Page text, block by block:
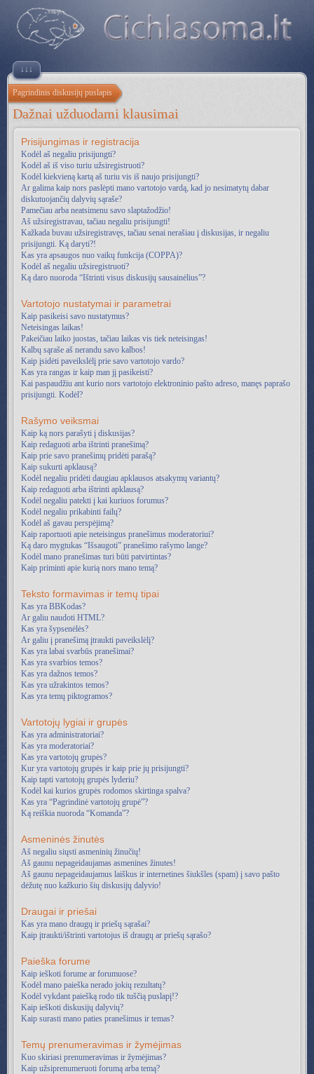
↓↓↓
Pagrindinis diskusijų puslapis
Dažnai užduodami klausimai
Prisijungimas ir registracija
Kodėl aš negaliu prisijungti?
Kodėl aš iš viso turiu užsiregistruoti?
Kodėl kiekvieną kartą aš turiu vis iš naujo prisijungti?
Ar galima kaip nors paslėpti mano vartotojo vardą, kad jo nesimatytų dabar
diskutuojančių dalyvių sąraše?
Pamečiau arba neatsimenu savo slaptažodžio!
Aš užsiregistravau, tačiau negaliu prisijungti!
Kažkada buvau užsiregistravęs, tačiau senai nerašiau į diskusijas, ir negaliu
prisijungti. Ką daryti?!
Kas yra apsaugos nuo vaikų funkcija (COPPA)?
Kodėl aš negaliu užsiregistruoti?
Ką daro nuoroda “Ištrinti visus diskusijų sausainėlius”?
Vartotojo nustatymai ir parametrai
Kaip pasikeisi savo nustatymus?
Neteisingas laikas!
Pakeičiau laiko juostas, tačiau laikas vis tiek neteisingas!
Kalbų sąraše aš nerandu savo kalbos!
Kaip įsidėti paveikslėlį prie savo vartotojo vardo?
Kas yra rangas ir kaip man jį pasikeisti?
Kai paspaudžiu ant kurio nors vartotojo elektroninio pašto adreso, manęs paprašo
prisijungti. Kodėl?
Rašymo veiksmai
Kaip ką nors parašyti į diskusijas?
Kaip redaguoti arba ištrinti pranešimą?
Kaip prie savo pranešimų pridėti parašą?
Kaip sukurti apklausą?
Kodėl negaliu pridėti daugiau apklausos atsakymų variantų?
Kaip redaguoti arba ištrinti apklausą?
Kodėl negaliu patekti į kai kuriuos forumus?
Kodėl negaliu prikabinti failų?
Kodėl aš gavau perspėjimą?
Kaip raportuoti apie neteisingus pranešimus moderatoriui?
Ką daro mygtukas “Išsaugoti” pranešimo rašymo lange?
Kodėl mano pranešimas turi būti patvirtintas?
Kaip priminti apie kurią nors mano temą?
Teksto formavimas ir temų tipai
Kas yra BBKodas?
Ar galiu naudoti HTML?
Kas yra šypsenėlės?
Ar galiu į pranešimą įtraukti paveikslėlį?
Kas yra labai svarbūs pranešimai?
Kas yra svarbios temos?
Kas yra dažnos temos?
Kas yra užrakintos temos?
Kas yra temų piktogramos?
Vartotojų lygiai ir grupės
Kas yra administratoriai?
Kas yra moderatoriai?
Kas yra vartotojų grupės?
Kur yra vartotojų grupės ir kaip prie jų prisijungti?
Kaip tapti vartotojų grupės lyderiu?
Kodėl kai kurios grupės rodomos skirtinga spalva?
Kas yra “Pagrindinė vartotojų grupė”?
Ką reiškia nuoroda “Komanda”?
Asmeninės žinutės
Aš negaliu siųsti asmeninių žinučių!
Aš gaunu nepageidaujamas asmenines žinutes!
Aš gaunu nepageidaujamus laiškus ir internetines šiukšles (spam) į savo pašto
dėžutę nuo kažkurio šių diskusijų dalyvio!
Draugai ir priešai
Kas yra mano draugų ir priešų sąrašai?
Kaip įtraukti/ištrinti vartotojus iš draugų ar priešų sąrašo?
Paieška forume
Kaip ieškoti forume ar forumuose?
Kodėl mano paieška nerado jokių rezultatų?
Kodėl vykdant paiešką rodo tik tuščią puslapį!?
Kaip ieškoti diskusijų dalyvių?
Kaip surasti mano paties pranešimus ir temas?
Temų prenumeravimas ir žymėjimas
Kuo skiriasi prenumeravimas ir žymėjimas?
Kaip užsiprenumeruoti forumą arba temą?